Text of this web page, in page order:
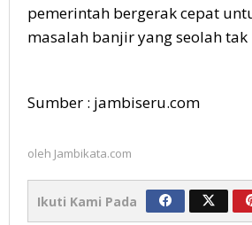
pemerintah bergerak cepat
masalah banjir yang seolah
Sumber : jambiseru.com
oleh Jambikata.com
Ikuti Kami Pada